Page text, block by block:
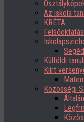
Az iskola
KRÉTA
Külföldi
Kiírt
Közösségi